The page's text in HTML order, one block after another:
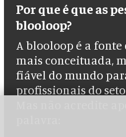
Por que é que as
blooloop?
A blooloop é a
mais conceituada,
fiável do mundo
profissionais do